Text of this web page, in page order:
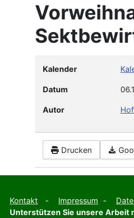
Kalender
Datum
Autor
Drucken
Kontakt - Impressum -
Unterstützen Sie unsere Arbeit